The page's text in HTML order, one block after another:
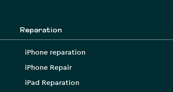
Reparation
iPhone reparation
iPhone Repair
iPad Reparation